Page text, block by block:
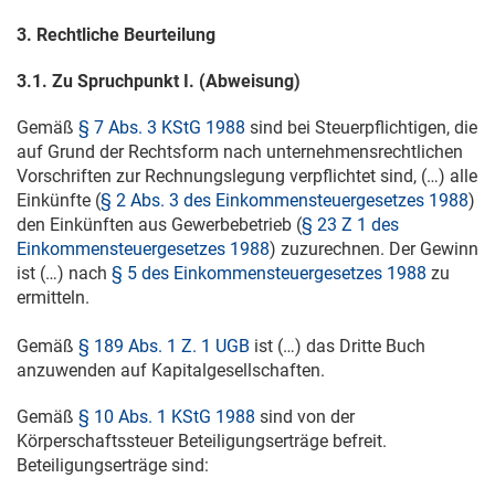
3. Rechtliche Beurteilung
3.1. Zu Spruchpunkt I. (Abweisung)
Gemäß § 7 Abs. 3 KStG 1988 sind bei Steuerpflichtigen, die
auf Grund der Rechtsform nach unternehmensrechtlichen
Vorschriften zur Rechnungslegung verpflichtet sind, (…) alle
Einkünfte (§ 2 Abs. 3 des Einkommensteuergesetzes 1988)
den Einkünften aus Gewerbebetrieb (§ 23 Z 1 des
Einkommensteuergesetzes 1988) zuzurechnen. Der Gewinn
ist (…) nach § 5 des Einkommensteuergesetzes 1988 zu
ermitteln.
Gemäß § 189 Abs. 1 Z. 1 UGB ist (…) das Dritte Buch
anzuwenden auf Kapitalgesellschaften.
Gemäß § 10 Abs. 1 KStG 1988 sind von der
Körperschaftssteuer Beteiligungserträge befreit.
Beteiligungserträge sind: